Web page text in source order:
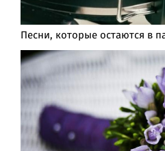
Песни, которые остаются в